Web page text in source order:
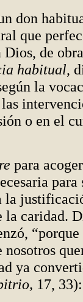
don
que
de
habitual,
la
o en el
para
para
la
caridad.
ya
17, 33):